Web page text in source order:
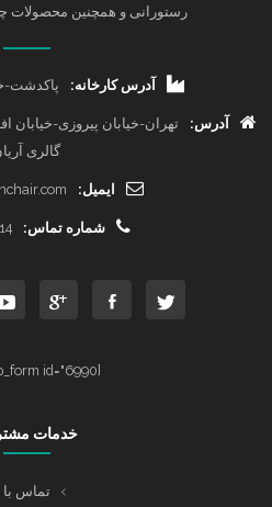
رستورانی و همچنین محصولات
آدرس کارخانه: پاکدشت-
آدرس:
تهران-خیابان پیروزی-
گالری
ایمیل:
شماره تماس:
[mc4wp_form id="6990"]
خدمات
تماس با